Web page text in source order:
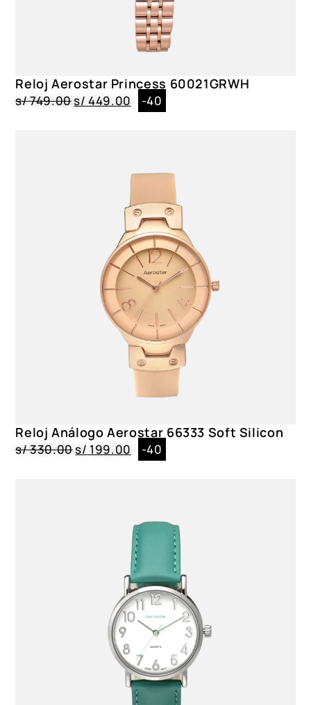
Reloj Aerostar Princess 60021GRWH
s/749.00s/ 449.00 -40
Reloj Análogo Aerostar 66333 Soft Silicon
s/330.00s/ 199.00 -40